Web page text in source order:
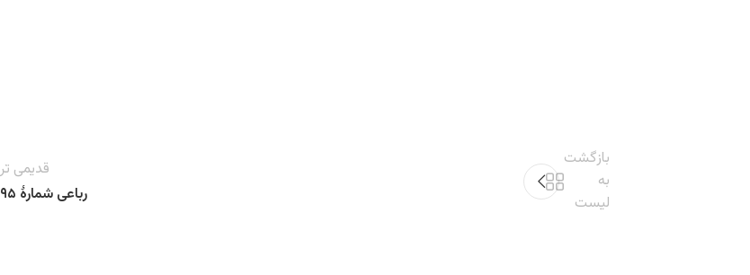
بازگشت
به
لیست
قدیمی تر
رباعی شمارهٔ ۹۵